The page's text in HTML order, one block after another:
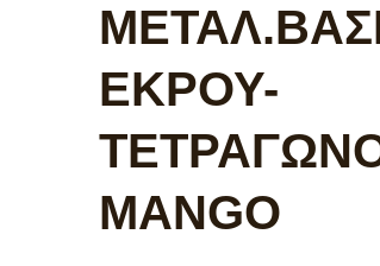
ΕΚΡΟΥ-
MANGO